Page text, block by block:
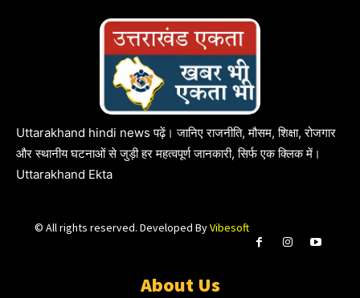
Uttarakhand hindi news पढ़ें। जानिए राजनीति, मौसम, शिक्षा, रोजगार
और स्थानीय घटनाओं से जुड़ी हर महत्वपूर्ण जानकारी, सिर्फ एक क्लिक में।
Uttarakhand Ekta
© All rights reserved. Developed ByVibesoft
About Us